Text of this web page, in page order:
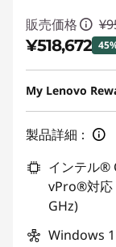
販売価格
¥518,672
特別割引 :-
My Lenovo
製品詳細：
インテル®
vPro®対応
GHz)
Windows